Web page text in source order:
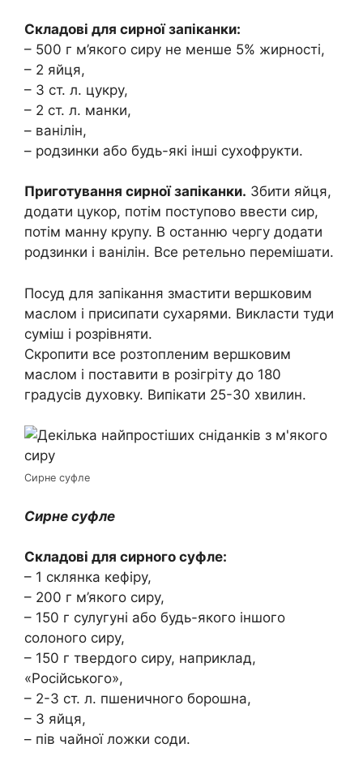
Складові для сирної запіканки:
– 500 г м’якого сиру не менше 5% жирності,
– 2 яйця,
– 3 ст. л. цукру,
– 2 ст. л. манки,
– ванілін,
– родзинки або будь-які інші сухофрукти.
Приготування сирної запіканки. Збити яйця,
додати цукор, потім поступово ввести сир,
потім манну крупу. В останню чергу додати
родзинки і ванілін. Все ретельно перемішати.
Посуд для запікання змастити вершковим
маслом і присипати сухарями. Викласти туди
суміш і розрівняти.
Скропити все розтопленим вершковим
маслом і поставити в розігріту до 180
градусів духовку. Випікати 25-30 хвилин.
Сирне суфле
Сирне суфле
Складові для сирного суфле:
– 1 склянка кефіру,
– 200 г м’якого сиру,
– 150 г сулугуні або будь-якого іншого
солоного сиру,
– 150 г твердого сиру, наприклад,
«Російського»,
– 2-3 ст. л. пшеничного борошна,
– 3 яйця,
– пів чайної ложки соди.